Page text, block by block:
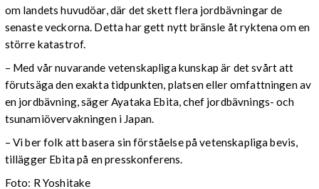
om landets huvudöar, där det skett flera jordbävningar de
senaste veckorna. Detta har gett nytt bränsle åt ryktena om en
större katastrof.
– Med vår nuvarande vetenskapliga kunskap är det svårt att
förutsäga den exakta tidpunkten, platsen eller omfattningen av
en jordbävning, säger Ayataka Ebita, chef jordbävnings- och
tsunamiövervakningen i Japan.
– Vi ber folk att basera sin förståelse på vetenskapliga bevis,
tillägger Ebita på en presskonferens.
Foto: R Yoshitake